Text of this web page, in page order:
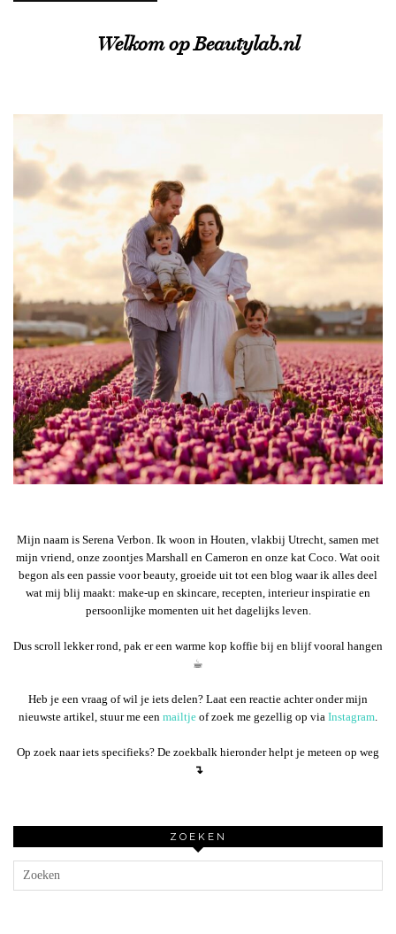
Welkom op Beautylab.nl
Mijn naam is Serena Verbon. Ik woon in Houten, vlakbij Utrecht, samen met
mijn vriend, onze zoontjes Marshall en Cameron en onze kat Coco. Wat ooit
begon als een passie voor beauty, groeide uit tot een blog waar ik alles deel
wat mij blij maakt: make-up en skincare, recepten, interieur inspiratie en
persoonlijke momenten uit het dagelijks leven.
Dus scroll lekker rond, pak er een warme kop koffie bij en blijf vooral hangen
☕︎
Heb je een vraag of wil je iets delen? Laat een reactie achter onder mijn
nieuwste artikel, stuur me een mailtje of zoek me gezellig op via Instagram.
Op zoek naar iets specifieks? De zoekbalk hieronder helpt je meteen op weg
↴
ZOEKEN